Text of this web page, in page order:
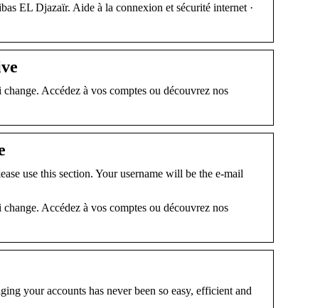
EL Djazaïr. Aide à la connexion et sécurité internet ·
Accédez à vos comptes ou découvrez nos
use this section. Your username will be the e-mail
Accédez à vos comptes ou découvrez nos
your accounts has never been so easy, efficient and